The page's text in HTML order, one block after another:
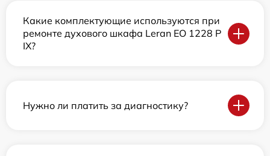
Какие комплектующие используются при
ремонте духового шкафа Leran EO 1228 P
IX?
Нужно ли платить за диагностику?